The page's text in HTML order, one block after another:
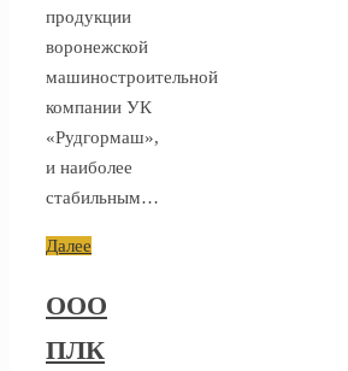
продукции
воронежской
машиностроительной
компании УК
«Рудгормаш»,
и наиболее
стабильным…
Далее
ООО
ПЛК